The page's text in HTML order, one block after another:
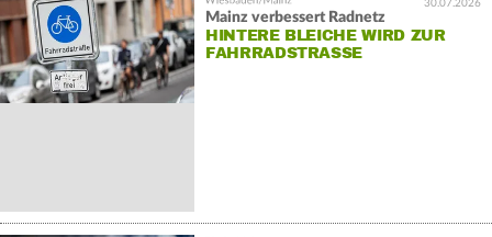
30.07.2026
Mainz verbessert Radnetz
HINTERE BLEICHE WIRD ZUR
FAHRRADSTRASSE